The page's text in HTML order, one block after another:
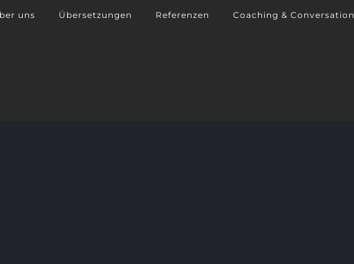
uns Übersetzungen Referenzen Coaching & Conversation